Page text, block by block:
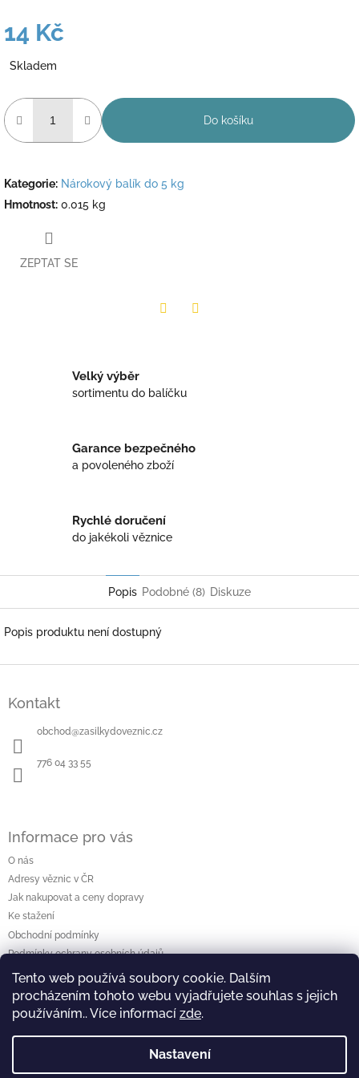
Tento web používá soubory cookie. Dalším
procházením tohoto webu vyjadřujete souhlas s jejich
používáním.. Více informací zde.
Nastavení
14 Kč
cena:
Skladem
Do košíku
Kategorie: Nárokový balík do 5 kg
Hmotnost: 0.015 kg
ZEPTAT SE
Velký výběr
sortimentu do balíčku
Garance bezpečného
a povoleného zboží
Rychlé doručení
do jakékoli věznice
Popis Podobné (8) Diskuze
Popis produktu není dostupný
Kontakt
obchod@zasilkydoveznic.cz
776 04 33 55
Informace pro vás
O nás
Adresy věznic v ČR
Jak nakupovat a ceny dopravy
Ke stažení
Obchodní podmínky
Podmínky ochrany osobních údajů
Vyhledávání
Hledat